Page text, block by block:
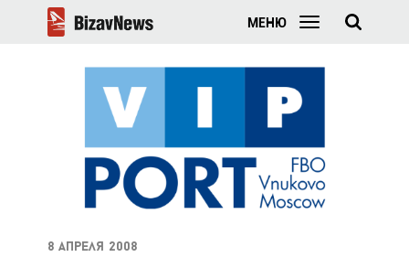
МЕНЮ
8 апреля 2008